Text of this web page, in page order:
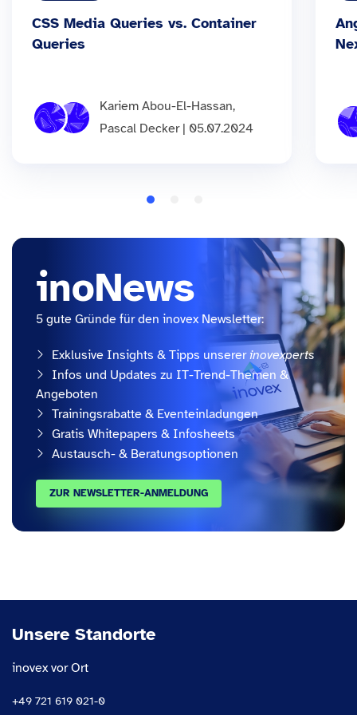
CSS Media Queries vs. Container
Queries
Kariem Abou-El-Hassan,
Pascal Decker | 05.07.2024
inoNews
5 gute Gründe für den inovex Newsletter:
Exklusive Insights & Tipps unserer inovexperts
Infos und Updates zu IT-Trend-Themen &
Angeboten
Trainingsrabatte & Eventeinladungen
Gratis Whitepapers & Infosheets
Austausch- & Beratungsoptionen
ZUR NEWSLETTER-ANMELDUNG
Unsere Standorte
inovex vor Ort
+49 721 619 021-0